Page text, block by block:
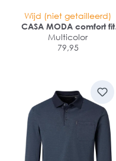
Wijd (niet getailleerd)
CASA MODA comfort fit
heren polo lange mouw
Multicolor
79,95